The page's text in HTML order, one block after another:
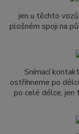
jen u těchto
plošném spoji na
Snímací
ostřihneme po
po celé délce, jen